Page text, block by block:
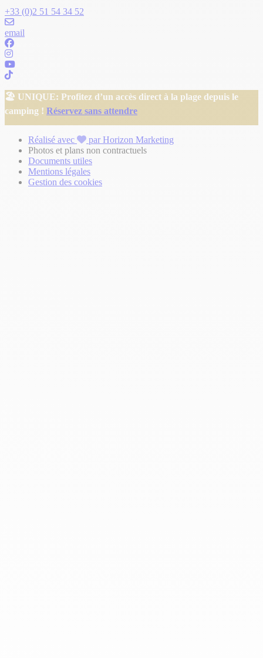
+33 (0)2 51 54 34 52
email
🏖️ UNIQUE: Profitez d’un accès direct à la plage depuis le
camping ! Réservez sans attendre
Réalisé avec
par Horizon Marketing
Photos et plans non contractuels
Documents utiles
Mentions légales
Gestion des cookies